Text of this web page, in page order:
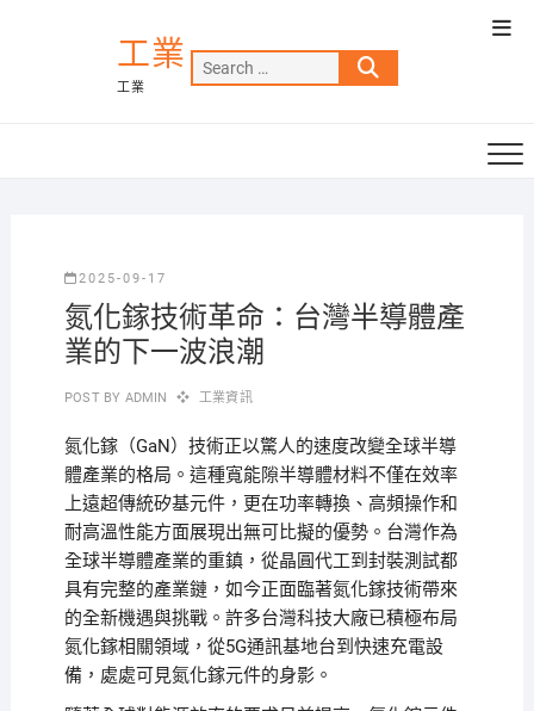
工業
工業
Search
…
2025-09-17
氮化鎵技術革命：台灣半導體產
業的下一波浪潮
POST BY ADMIN 工業資訊
氮化鎵（GaN）技術正以驚人的速度改變全球半導
體產業的格局。這種寬能隙半導體材料不僅在效率
上遠超傳統矽基元件，更在功率轉換、高頻操作和
耐高溫性能方面展現出無可比擬的優勢。台灣作為
全球半導體產業的重鎮，從晶圓代工到封裝測試都
具有完整的產業鏈，如今正面臨著氮化鎵技術帶來
的全新機遇與挑戰。許多台灣科技大廠已積極布局
氮化鎵相關領域，從5G通訊基地台到快速充電設
備，處處可見氮化鎵元件的身影。